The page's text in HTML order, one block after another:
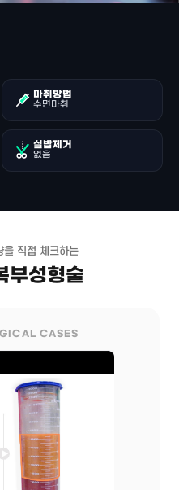
마취방법
수면마취
실밥제거
없음
을 직접 체크하는
부성형술
CASES